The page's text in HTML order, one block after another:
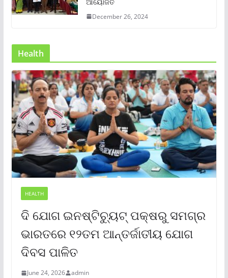
December 26, 2024
Health
HEALTH
ଦି ଯୋଗ ଇନଷ୍ଟିଚ୍ୟୁଟ୍ ପକ୍ଷରୁ ସମଗ୍ର
ଭାରତରେ ୧୨ତମ ଆନ୍ତର୍ଜାତୀୟ ଯୋଗ
ଦିବସ ପାଳିତ
June 24, 2026 admin